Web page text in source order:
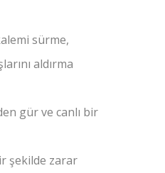
sürme,
aldırma
gür ve canlı bir
şekilde zarar